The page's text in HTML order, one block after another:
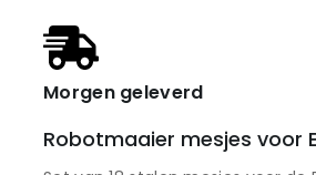
Morgen geleverd
Robotmaaier mesjes voor